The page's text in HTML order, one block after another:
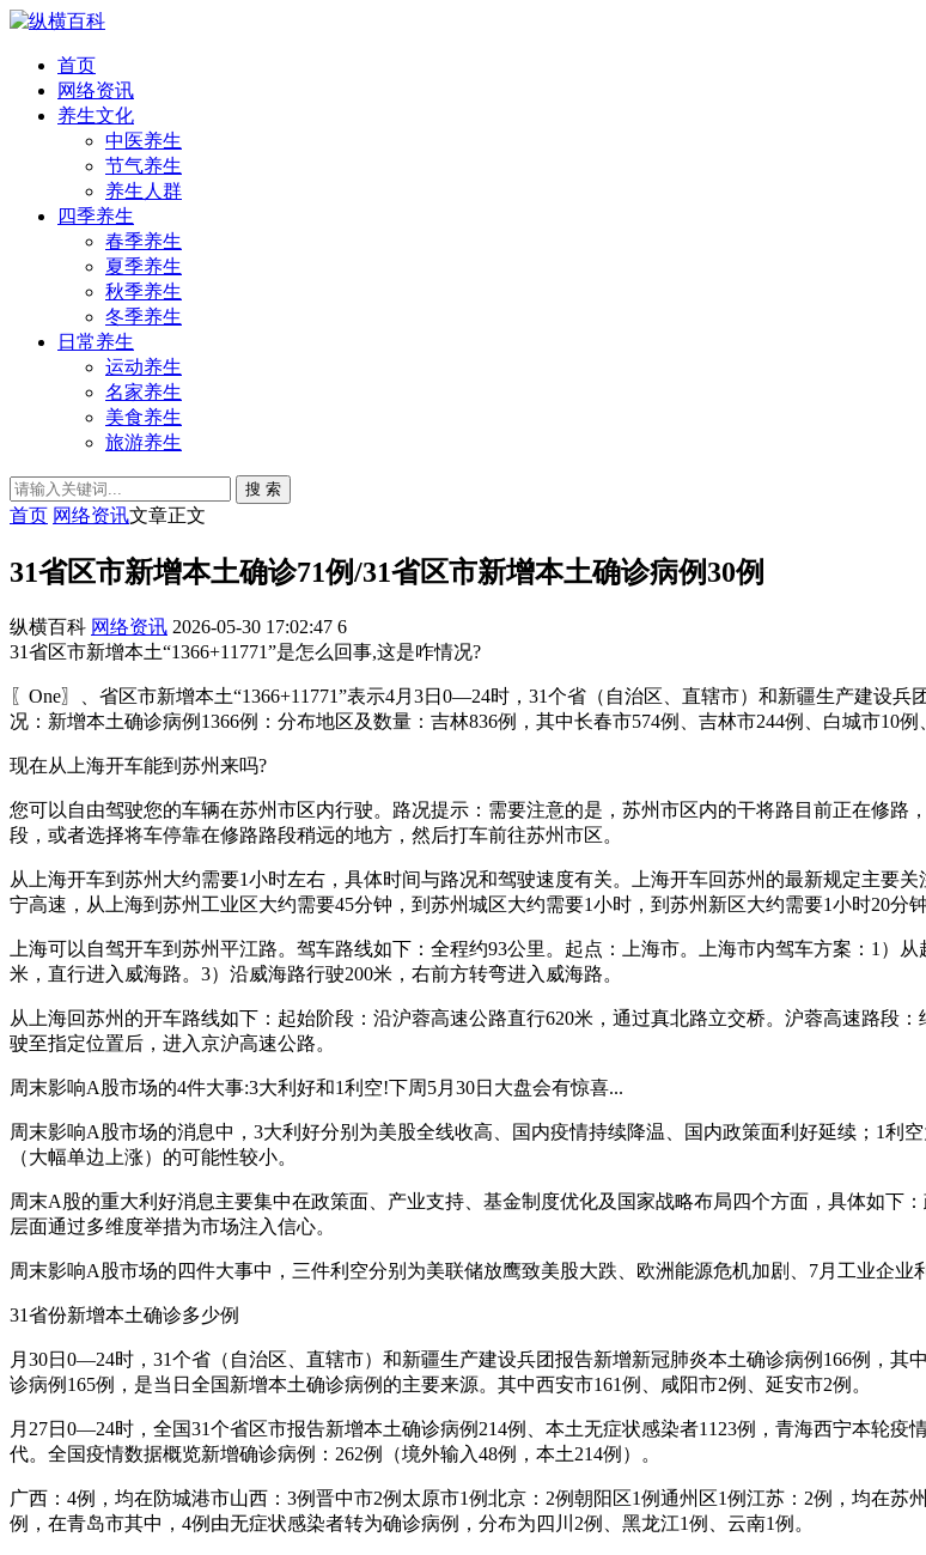
首页
网络资讯
养生文化
中医养生
节气养生
养生人群
四季养生
春季养生
夏季养生
秋季养生
冬季养生
日常养生
运动养生
名家养生
美食养生
旅游养生
搜 索
首页 网络资讯文章正文
31省区市新增本土确诊71例/31省区市新增本土确诊病例30例
纵横百科 网络资讯 2026-05-30 17:02:47 6
31省区市新增本土“1366+11771”是怎么回事,这是咋情况?
〖One〗、省区市新增本土“1366+11771”表示4月3日0—24时，31个省（自治区、直辖市）和新疆生产建设
况：新增本土确诊病例1366例：分布地区及数量：吉林836例，其中长春市574例、吉林市244例、白城市10例
现在从上海开车能到苏州来吗?
您可以自由驾驶您的车辆在苏州市区内行驶。路况提示：需要注意的是，苏州市区内的干将路目前正在修
段，或者选择将车停靠在修路路段稍远的地方，然后打车前往苏州市区。
从上海开车到苏州大约需要1小时左右，具体时间与路况和驾驶速度有关。上海开车回苏州的最新规定主要
宁高速，从上海到苏州工业区大约需要45分钟，到苏州城区大约需要1小时，到苏州新区大约需要1小时20分钟
上海可以自驾开车到苏州平江路。驾车路线如下：全程约93公里。起点：上海市。上海市内驾车方案：1）
米，直行进入威海路。3）沿威海路行驶200米，右前方转弯进入威海路。
从上海回苏州的开车路线如下：起始阶段：沿沪蓉高速公路直行620米，通过真北路立交桥。沪蓉高速路段
驶至指定位置后，进入京沪高速公路。
周末影响A股市场的4件大事:3大利好和1利空!下周5月30日大盘会有惊喜...
周末影响A股市场的消息中，3大利好分别为美股全线收高、国内疫情持续降温、国内政策面利好延续；1利
（大幅单边上涨）的可能性较小。
周末A股的重大利好消息主要集中在政策面、产业支持、基金制度优化及国家战略布局四个方面，具体如下
层面通过多维度举措为市场注入信心。
周末影响A股市场的四件大事中，三件利空分别为美联储放鹰致美股大跌、欧洲能源危机加剧、7月工业企业
31省份新增本土确诊多少例
月30日0—24时，31个省（自治区、直辖市）和新疆生产建设兵团报告新增新冠肺炎本土确诊病例166例，
诊病例165例，是当日全国新增本土确诊病例的主要来源。其中西安市161例、咸阳市2例、延安市2例。
月27日0—24时，全国31个省区市报告新增本土确诊病例214例、本土无症状感染者1123例，青海西宁本轮
代。全国疫情数据概览新增确诊病例：262例（境外输入48例，本土214例）。
广西：4例，均在防城港市山西：3例晋中市2例太原市1例北京：2例朝阳区1例通州区1例江苏：2例，均在
例，在青岛市其中，4例由无症状感染者转为确诊病例，分布为四川2例、黑龙江1例、云南1例。